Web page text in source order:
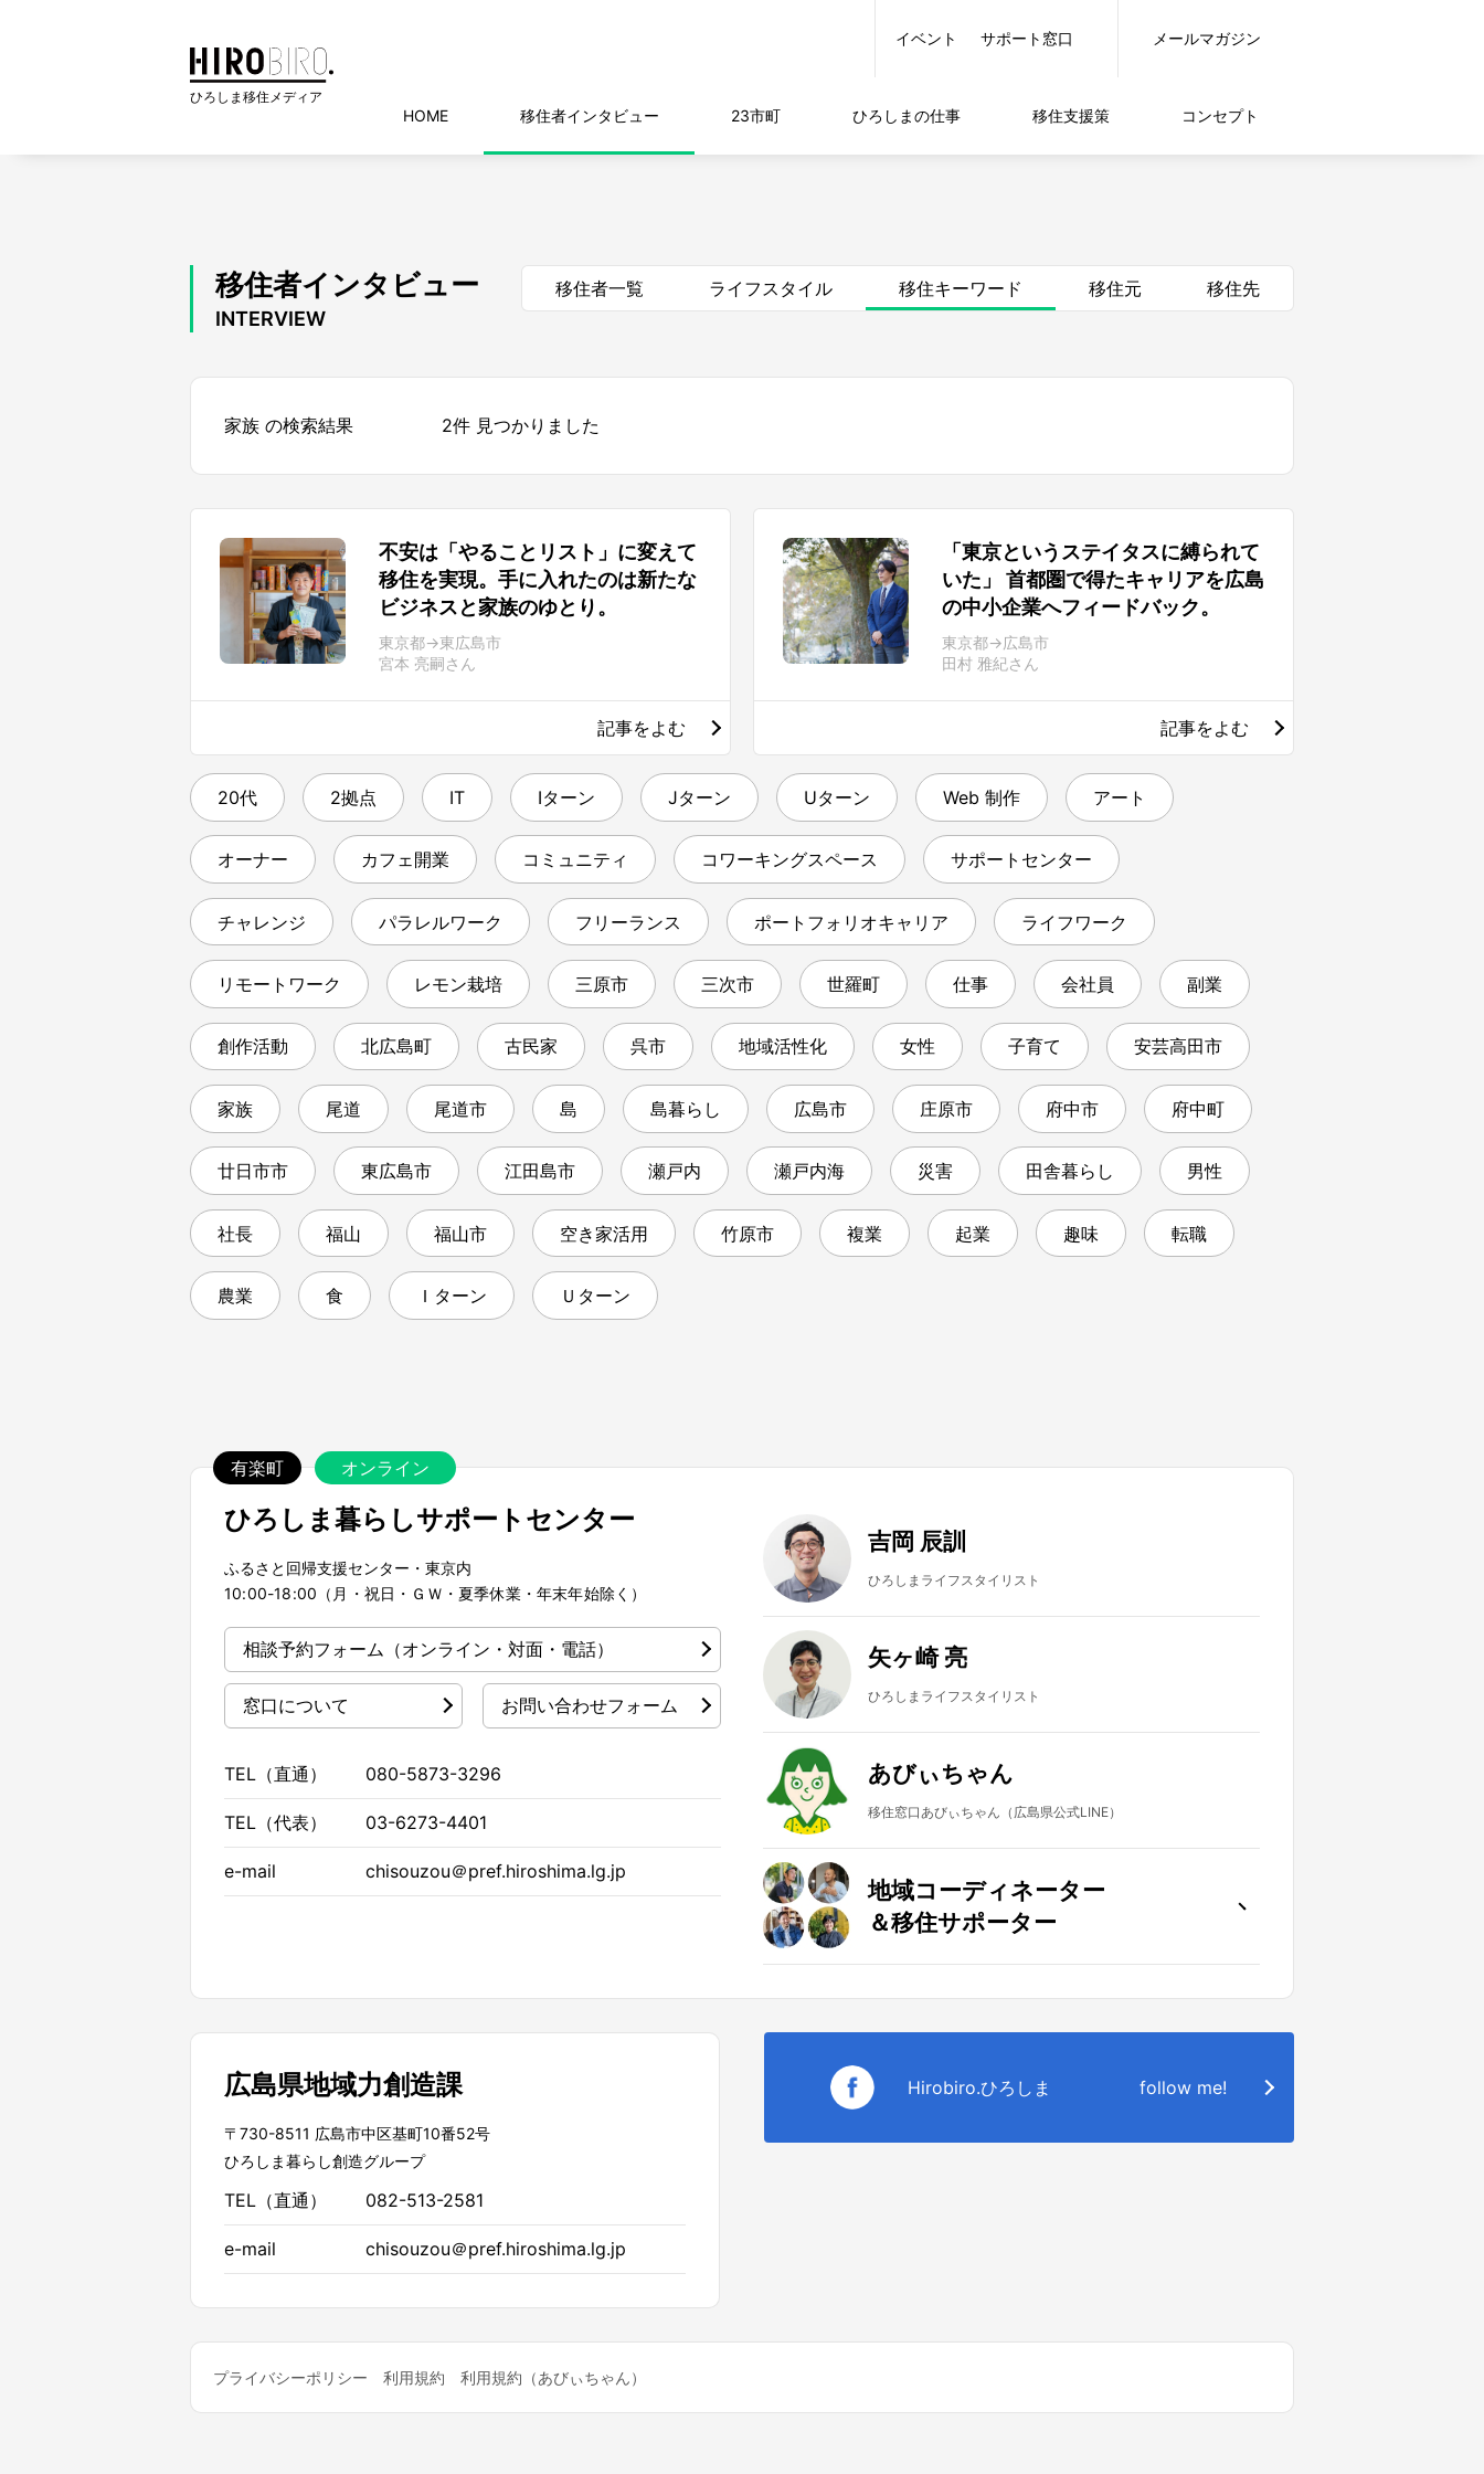
HOME 移住者インタビュー 23市町 ひろしまの仕事 移住支援策 コンセプト
イベント サポート窓口 メールマガジン
移住者インタビュー
INTERVIEW
移住者一覧 ライフスタイル 移住キーワード 移住元 移住先
家族 の検索結果 2件 見つかりました
不安は「やることリスト」に変えて
移住を実現。手に入れたのは新たな
ビジネスと家族のゆとり。
東京都→東広島市
宮本 亮嗣さん
記事をよむ
「東京というステイタスに縛られて
いた」 首都圏で得たキャリアを広島
の中小企業へフィードバック。
東京都→広島市
田村 雅紀さん
記事をよむ
20代 2拠点 IT Iターン Jターン Uターン Web 制作 アート
オーナー カフェ開業 コミュニティ コワーキングスペース サポートセンター
チャレンジ パラレルワーク フリーランス ポートフォリオキャリア ライフワーク
リモートワーク レモン栽培 三原市 三次市 世羅町 仕事 会社員 副業
創作活動 北広島町 古民家 呉市 地域活性化 女性 子育て 安芸高田市
家族 尾道 尾道市 島 島暮らし 広島市 庄原市 府中市 府中町
廿日市市 東広島市 江田島市 瀬戸内 瀬戸内海 災害 田舎暮らし 男性
社長 福山 福山市 空き家活用 竹原市 複業 起業 趣味 転職
農業 食 Ｉターン Ｕターン
有楽町 オンライン
ひろしま暮らしサポートセンター
ふるさと回帰支援センター・東京内
10:00-18:00（月・祝日・ＧＷ・夏季休業・年末年始除く）
相談予約フォーム （オンライン・対面・電話）
窓口について お問い合わせフォーム
TEL（直通） 080-5873-3296
TEL（代表） 03-6273-4401
e-mail chisouzou＠pref.hiroshima.lg.jp
吉岡 辰訓
ひろしまライフスタイリスト
矢ヶ崎 亮
ひろしまライフスタイリスト
あびぃちゃん
移住窓口あびぃちゃん（広島県公式LINE）
地域コーディネーター
＆移住サポーター
広島県地域力創造課
〒730-8511 広島市中区基町10番52号
ひろしま暮らし創造グループ
TEL（直通） 082-513-2581
e-mail chisouzou＠pref.hiroshima.lg.jp
Hirobiro.ひろしま follow me!
プライバシーポリシー 利用規約 利用規約（あびぃちゃん）